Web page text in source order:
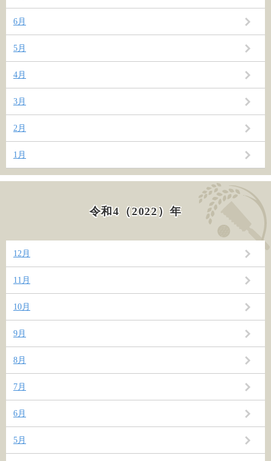
6月
5月
4月
3月
2月
1月
令和4（2022）年
12月
11月
10月
9月
8月
7月
6月
5月